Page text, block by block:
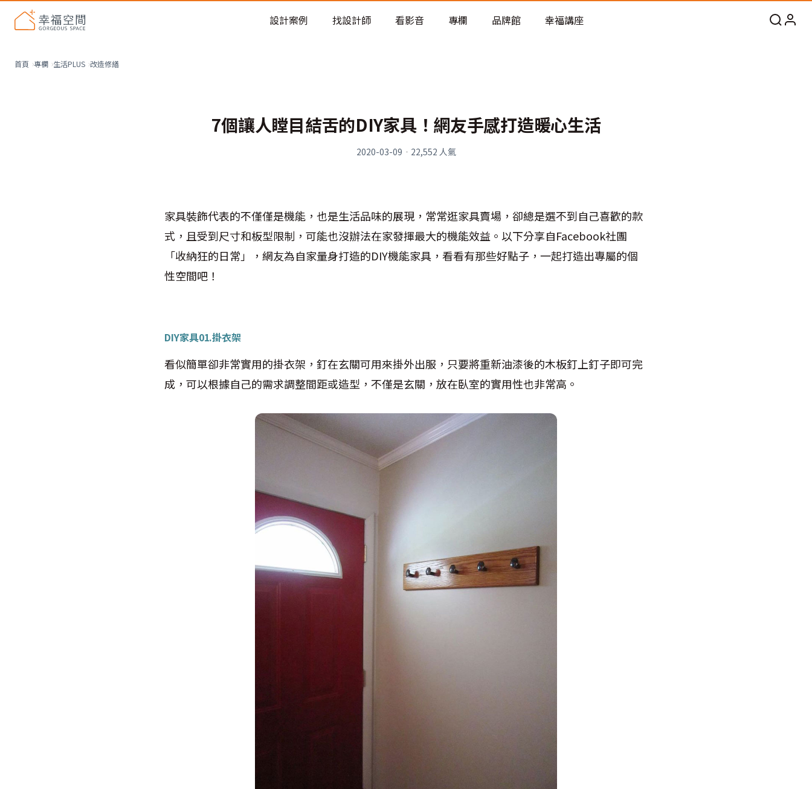
老屋預算分配與高 CP 值煥新術
設計案例 找設計師 看影音 專欄 品牌館 幸福講座
首頁 專欄 生活PLUS 改造修繕
7個讓人瞠目結舌的DIY家具！網友手感打造暖心生活
2020-03-09 · 22,552 人氣
家具裝飾代表的不僅僅是機能，也是生活品味的展現，常常逛家具賣場，卻總是選不到自己喜歡的款
式，且受到尺寸和板型限制，可能也沒辦法在家發揮最大的機能效益。以下分享自Facebook社團
「收納狂的日常」，網友為自家量身打造的DIY機能家具，看看有那些好點子，一起打造出專屬的個
性空間吧！
DIY家具01.掛衣架
看似簡單卻非常實用的掛衣架，釘在玄關可用來掛外出服，只要將重新油漆後的木板釘上釘子即可完
成，可以根據自己的需求調整間距或造型，不僅是玄關，放在臥室的實用性也非常高。